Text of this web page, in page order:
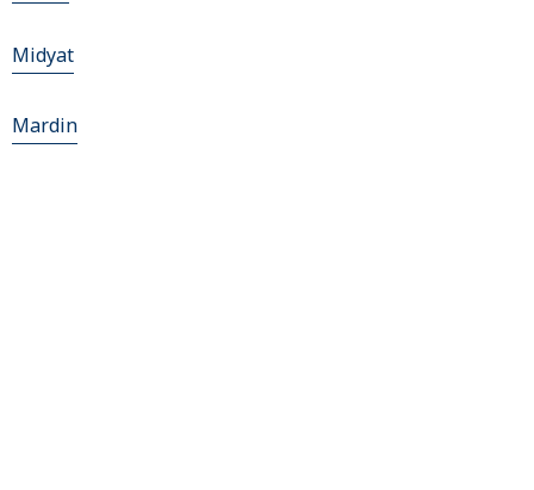
Midyat
Mardin